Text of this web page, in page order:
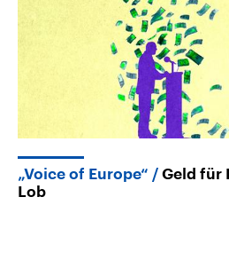
„Voice of Europe“
Geld für
Lob